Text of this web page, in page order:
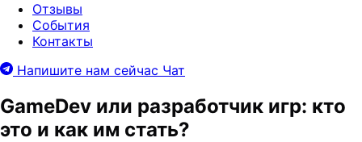
Отзывы
События
Контакты
Напишите нам сейчас Чат
GameDev или разработчик игр: кто
это и как им стать?